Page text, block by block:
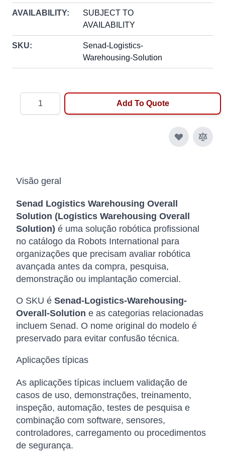
AVAILABILITY:
SUBJECT TO
AVAILABILITY
SKU:
Senad-Logistics-
Warehousing-Solution
Add To Quote
Visão geral
Senad Logistics Warehousing Overall
Solution (Logistics Warehousing Overall
Solution) é uma solução robótica profissional
no catálogo da Robots International para
organizações que precisam avaliar robótica
avançada antes da compra, pesquisa,
demonstração ou implantação comercial.
O SKU é Senad-Logistics-Warehousing-
Overall-Solution e as categorias relacionadas
incluem Senad. O nome original do modelo é
preservado para evitar confusão técnica.
Aplicações típicas
As aplicações típicas incluem validação de
casos de uso, demonstrações, treinamento,
inspeção, automação, testes de pesquisa e
combinação com software, sensores,
controladores, carregamento ou procedimentos
de segurança.